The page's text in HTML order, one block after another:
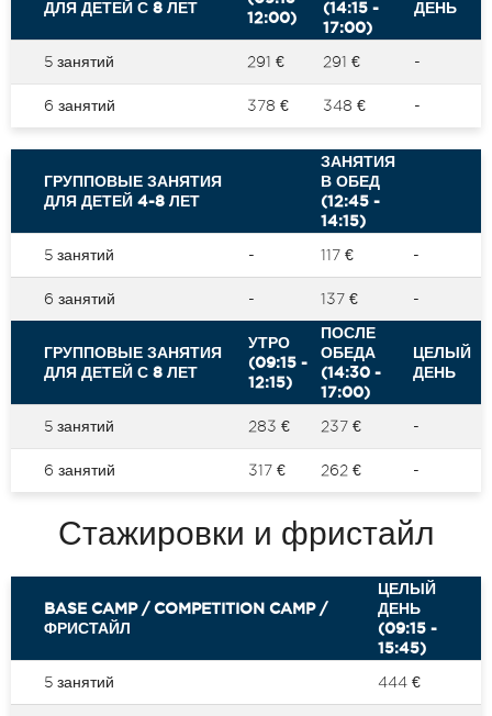
ДЛЯ ДЕТЕЙ С 8 ЛЕТ
12:00)
(14:15 -
17:00)
ДЕНЬ
5 занятий 291 € 291 € -
6 занятий 378 € 348 € -
ГРУППОВЫЕ ЗАНЯТИЯ
ДЛЯ ДЕТЕЙ 4-8 ЛЕТ
ЗАНЯТИЯ
В ОБЕД
(12:45 -
14:15)
5 занятий
- 117 € -
6 занятий - 137 € -
ГРУППОВЫЕ ЗАНЯТИЯ
ДЛЯ ДЕТЕЙ С 8 ЛЕТ
УТРО
(09:15 -
12:15)
ПОСЛЕ
ОБЕДА
(14:30 -
17:00)
ЦЕЛЫЙ
ДЕНЬ
5 занятий 283 € 237 € -
6 занятий 317 € 262 € -
Стажировки и фристайл
BASE CAMP / COMPETITION CAMP /
ФРИСТАЙЛ
ЦЕЛЫЙ
ДЕНЬ
(09:15 -
15:45)
5 занятий
444 €